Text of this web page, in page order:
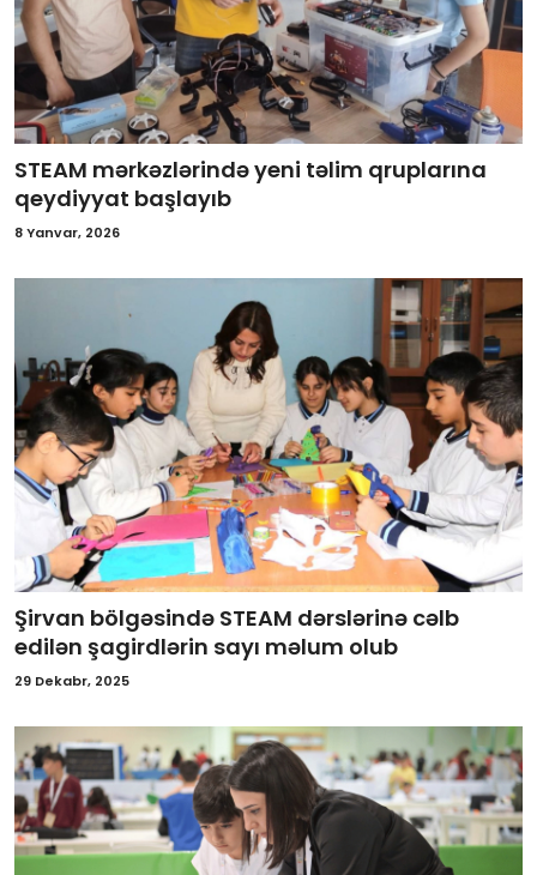
STEAM mərkəzlərində yeni təlim qruplarına
qeydiyyat başlayıb
8 Yanvar, 2026
Şirvan bölgəsində STEAM dərslərinə cəlb
edilən şagirdlərin sayı məlum olub
29 Dekabr, 2025